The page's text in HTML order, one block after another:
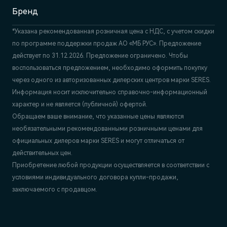
Бренд
*Указана рекомендованная розничная цена c НДС, с учетом скидки
по программе поддержки продаж АО «МБ РУС». Предложение
действует по 31.12.2026. Предложение ограничено. Чтобы
воспользоваться предложением, необходимо оформить покупку
через одного из авторизованных дилерских центров марки SERES.
Информация носит исключительно справочно-информационный
характер и не является (публичной) офертой.
Обращаем ваше внимание, что указанные цены являются
необязательными рекомендованными розничными ценами для
официальных дилеров марки SERES и могут отличаться от
действительных цен.
Приобретение любой продукции осуществляется в соответствии с
условиями индивидуального договора купли-продажи,
заключаемого с продавцом.